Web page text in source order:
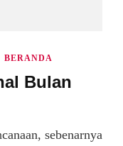
BERANDA
Bulan
sebenarnya